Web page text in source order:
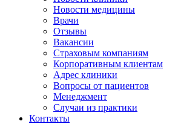
Новости медицины
Врачи
Отзывы
Вакансии
Страховым компаниям
Корпоративным клиентам
Адрес клиники
Вопросы от пациентов
Менеджмент
Случаи из практики
Контакты